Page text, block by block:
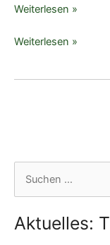
Medien-
Trostberger
–
Weiterlesen »
Medien-
Weiterlesen »
hAktuelles: